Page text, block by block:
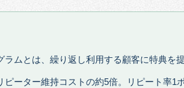
ラムとは、繰り返し利用する顧客に特典を
ピーター維持コストの約5倍。リピート率1